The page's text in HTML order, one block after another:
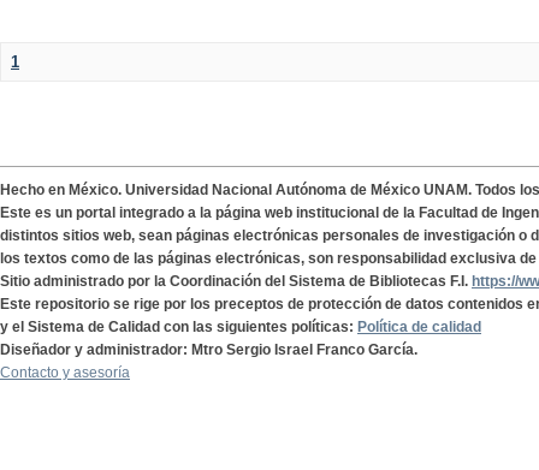
1
Hecho en México. Universidad Nacional Autónoma de México UNAM. Todos
Este es un portal integrado a la página web institucional de la Facultad de
distintos sitios web, sean páginas electrónicas personales de investigación o
los textos como de las páginas electrónicas, son responsabilidad exclusiva
Sitio administrado por la Coordinación del Sistema de Bibliotecas F.I. https://
Este repositorio se rige por los preceptos de protección de datos contenidos
y el Sistema de Calidad con las siguientes políticas: Política de calidad
Diseñador y administrador: Mtro Sergio Israel Franco García.
Contacto y asesoría